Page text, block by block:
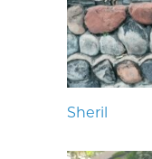
Sheril